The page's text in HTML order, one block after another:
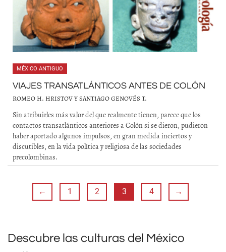
MÉXICO ANTIGUO
VIAJES TRANSATLÁNTICOS ANTES DE COLÓN
ROMEO H. HRISTOV Y SANTIAGO GENOVÉS T.
Sin atribuirles más valor del que realmente tienen, parece que los
contactos transatlánticos anteriores a Colón si se dieron, pudieron
haber aportado algunos impulsos, en gran medida inciertos y
discutibles, en la vida política y religiosa de las sociedades
precolombinas.
← 1 2 3 4 →
Descubre las culturas del México